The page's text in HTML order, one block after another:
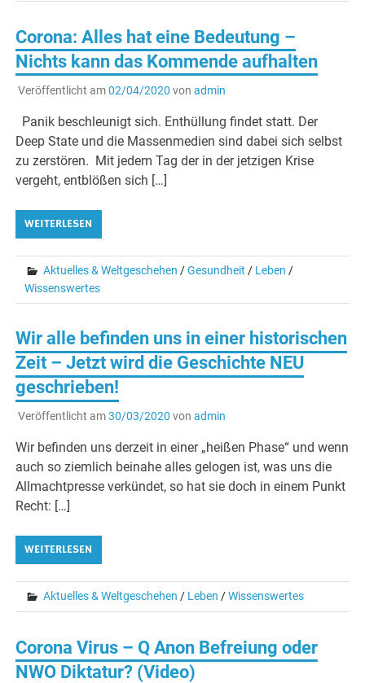
Corona: Alles hat eine Bedeutung –
Nichts kann das Kommende aufhalten
Veröffentlicht am02/04/2020 von admin
Panik beschleunigt sich. Enthüllung findet statt. Der
Deep State und die Massenmedien sind dabei sich selbst
zu zerstören. Mit jedem Tag der in der jetzigen Krise
vergeht, entblößen sich […]
WEITERLESEN
Aktuelles & Weltgeschehen /Gesundheit / Leben /
Wissenswertes
Wir alle befinden uns in einer historischen
Zeit – Jetzt wird die Geschichte NEU
geschrieben!
Veröffentlicht am30/03/2020 von admin
Wir befinden uns derzeit in einer „heißen Phase“ und wenn
auch so ziemlich beinahe alles gelogen ist, was uns die
Allmachtpresse verkündet, so hat sie doch in einem Punkt
Recht: […]
WEITERLESEN
Aktuelles & Weltgeschehen / Leben /Wissenswertes
Corona Virus – Q Anon Befreiung oder
NWO Diktatur? (Video)